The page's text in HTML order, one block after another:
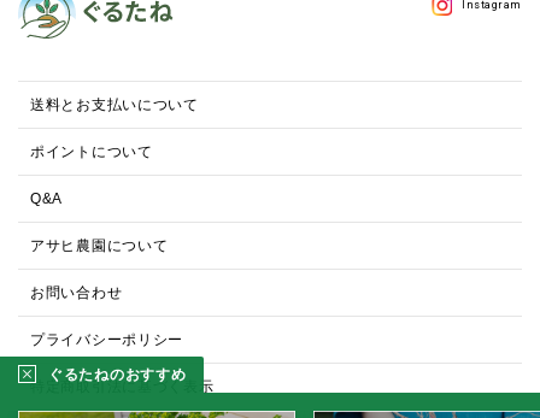
Instagram
送料とお支払いについて
ポイントについて
Q&A
アサヒ農園について
お問い合わせ
プライバシーポリシー
特定商取引法に基づく表示
ぐるたねのおすすめ